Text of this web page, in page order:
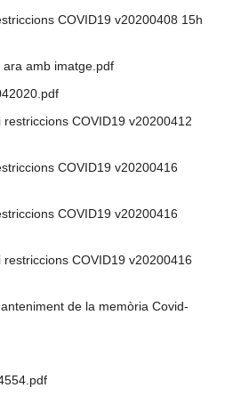
COVID19 v20200408 15h
amb imatge.pdf
COVID19 v20200412
COVID19 v20200416
COVID19 v20200416
COVID19 v20200416
de la memòria Covid-